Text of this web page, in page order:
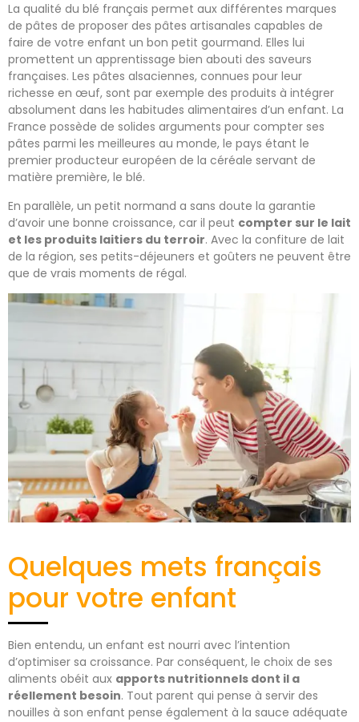
La qualité du blé français permet aux différentes marques
de pâtes de proposer des pâtes artisanales capables de
faire de votre enfant un bon petit gourmand. Elles lui
promettent un apprentissage bien abouti des saveurs
françaises. Les pâtes alsaciennes, connues pour leur
richesse en œuf, sont par exemple des produits à intégrer
absolument dans les habitudes alimentaires d’un enfant. La
France possède de solides arguments pour compter ses
pâtes parmi les meilleures au monde, le pays étant le
premier producteur européen de la céréale servant de
matière première, le blé.
En parallèle, un petit normand a sans doute la garantie
d’avoir une bonne croissance, car il peut compter sur le lait
et les produits laitiers du terroir. Avec la confiture de lait
de la région, ses petits-déjeuners et goûters ne peuvent être
que de vrais moments de régal.
Quelques mets français
pour votre enfant
Bien entendu, un enfant est nourri avec l’intention
d’optimiser sa croissance. Par conséquent, le choix de ses
aliments obéit aux apports nutritionnels dont il a
réellement besoin. Tout parent qui pense à servir des
nouilles à son enfant pense également à la sauce adéquate